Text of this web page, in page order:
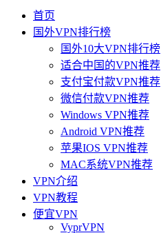
首页
国外VPN排行榜
国外10大VPN排行榜
适合中国的VPN推荐
支付宝付款VPN推荐
微信付款VPN推荐
Windows VPN推荐
Android VPN推荐
苹果IOS VPN推荐
MAC系统VPN推荐
VPN介绍
VPN教程
便宜VPN
VyprVPN